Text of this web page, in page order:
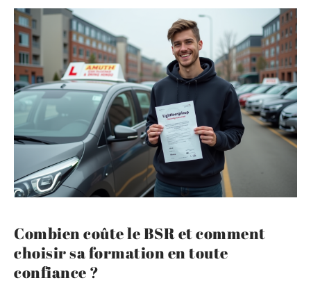
Combien coûte le BSR et comment
choisir sa formation en toute
confiance ?